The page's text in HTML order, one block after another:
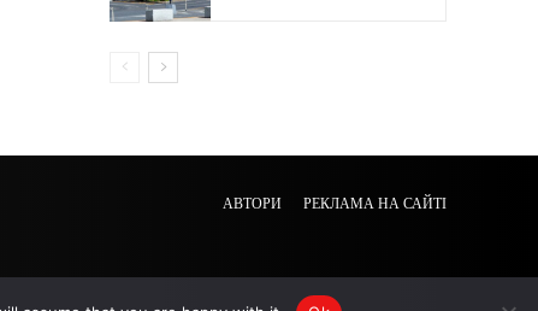
АВТОРИ РЕКЛАМА НА САЙТІ